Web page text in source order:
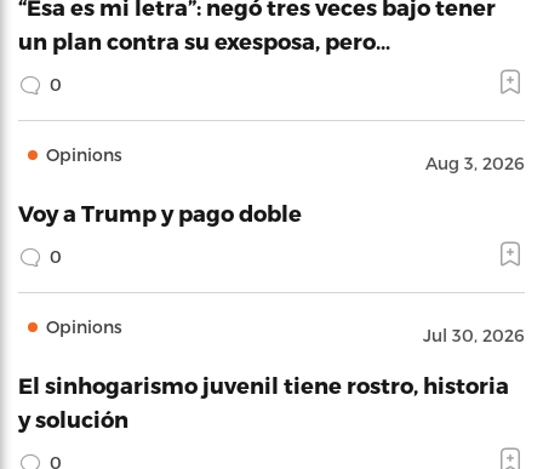
“Esa es mi letra”: negó tres veces bajo tener
un plan contra su exesposa, pero…
0
Opinions Aug 3, 2026
Voy a Trump y pago doble
0
Opinions Jul 30, 2026
El sinhogarismo juvenil tiene rostro, historia
y solución
0